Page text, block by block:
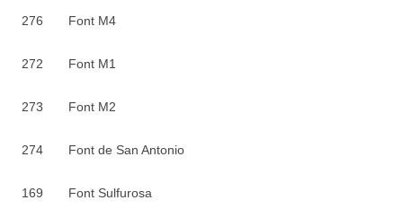
276 Font M4
272 Font M1
273 Font M2
274 Font de San Antonio
169 Font Sulfurosa